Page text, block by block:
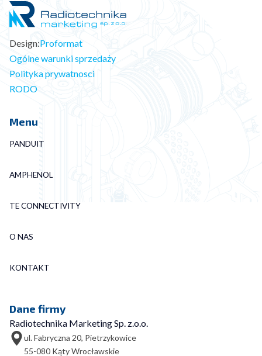
Design:Proformat
Ogólne warunki sprzedaży
Polityka prywatnosci
RODO
Menu
PANDUIT
AMPHENOL
TE CONNECTIVITY
O NAS
KONTAKT
Dane firmy
Radiotechnika Marketing Sp. z.o.o.
ul. Fabryczna 20, Pietrzykowice
55-080 Kąty Wrocławskie